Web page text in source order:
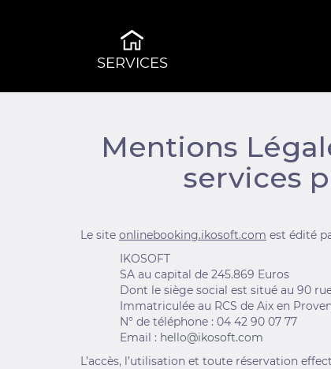
SERVICES
Mentions
services
Le site onlinebooking.ikosoft.com est édité
IKOSOFT
SA au capital de 245.869 Euros
Dont le siège social est situé au 90
Immatriculée au RCS de Aix en
N° de téléphone : 04 42 90 07 77
Email : hello@ikosoft.com
L’accès, l’utilisation et toute réservation